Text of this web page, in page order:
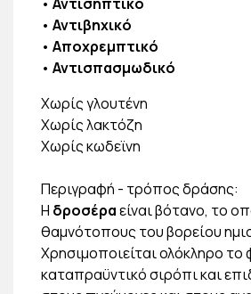
• Αντιβηχικό
• Αποχρεμπτικό
• Αντισπασμωδικό
Χωρίς γλουτένη
Χωρίς λακτόζη
Χωρίς κωδεϊνη
Περιγραφή - τρόπος δράσης:
Η δροσέραείναι βότανο, το
θαμνότοπους του βορείου
Χρησιμοποιείται ολόκληρο το
καταπραϋντικό σιρόπι και